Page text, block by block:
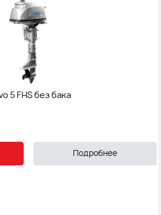
5 FHS без бака
Подробнее